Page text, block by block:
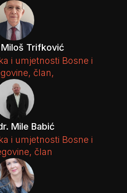
Trifković
i umjetnosti Bosne i
član,
Mile Babić
i umjetnosti Bosne i
član